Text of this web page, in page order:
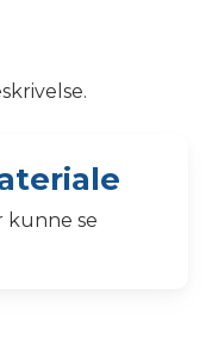
kunne se